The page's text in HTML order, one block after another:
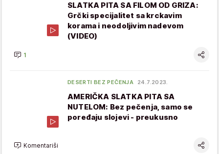
SLATKA PITA SA FILOM OD GRIZA:
Grčki specijalitet sa krckavim
korama i neodoljivim nadevom
(VIDEO)
1
DESERTI BEZ PEČENJA 24.7.2023.
AMERIČKA SLATKA PITA SA
NUTELOM: Bez pečenja, samo se
poređaju slojevi - preukusno
Komentariši